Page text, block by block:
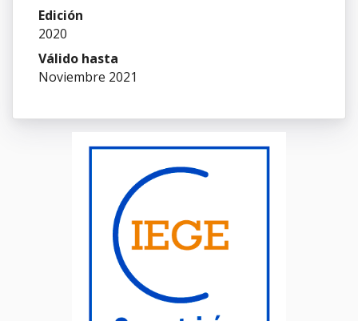
Edición
2020
Válido hasta
Noviembre 2021